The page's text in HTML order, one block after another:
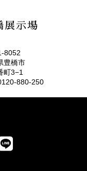
展示場
8052
豊橋市
町3−1
880-250